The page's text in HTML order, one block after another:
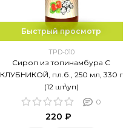
Быстрый просмотр
TPD-010
Сироп из топинамбура С
КЛУБНИКОЙ, пл.б., 250 мл, 330 г
(12 шт\уп)
0
220 ₽